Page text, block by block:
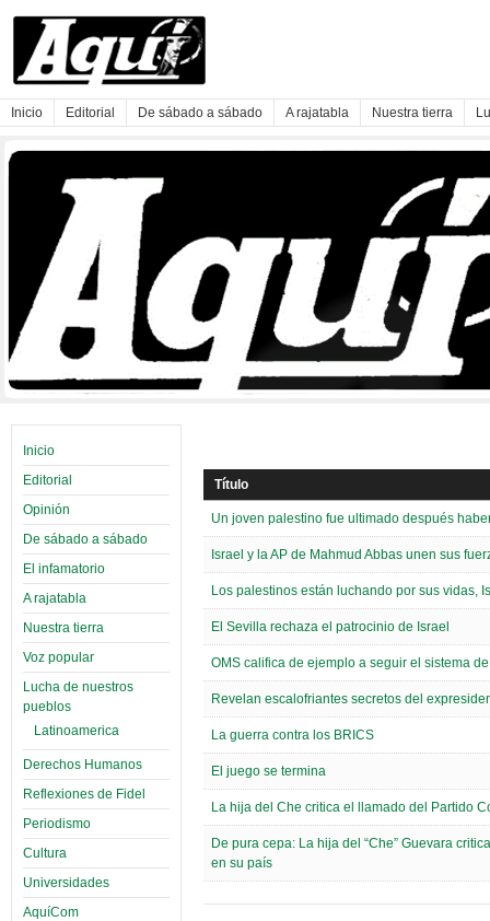
Inicio Editorial De sábado a sábado A rajatabla Nuestra tierra
Inicio
Editorial
Opinión
De sábado a sábado
El infamatorio
A rajatabla
Nuestra tierra
Voz popular
Lucha de nuestros
pueblos
Latinoamerica
Derechos Humanos
Reflexiones de Fidel
Periodismo
Cultura
Universidades
AquíCom
Título
Un joven palestino fue ultimado después
Israel y la AP de Mahmud Abbas unen sus
Los palestinos están luchando por sus vidas,
El Sevilla rechaza el patrocinio de Israel
OMS califica de ejemplo a seguir el sistema
Revelan escalofriantes secretos del
La guerra contra los BRICS
El juego se termina
La hija del Che critica el llamado del Partido
De pura cepa: La hija del “Che” Guevara
en su país